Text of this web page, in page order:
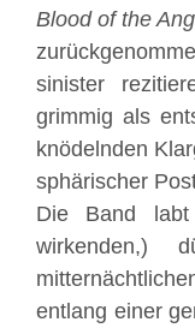
Blood of the
sinister
grimmig als
knödelnden
sphärischer
Die Band
wirkenden,)
entlang einer